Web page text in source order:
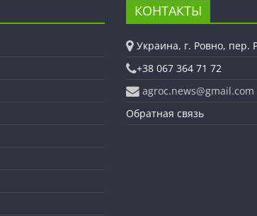
КОНТАКТЫ
Украина, г. Ровно, пер.
+38 067 364 71 72
agroc.news@gmail.com
Обратная связь